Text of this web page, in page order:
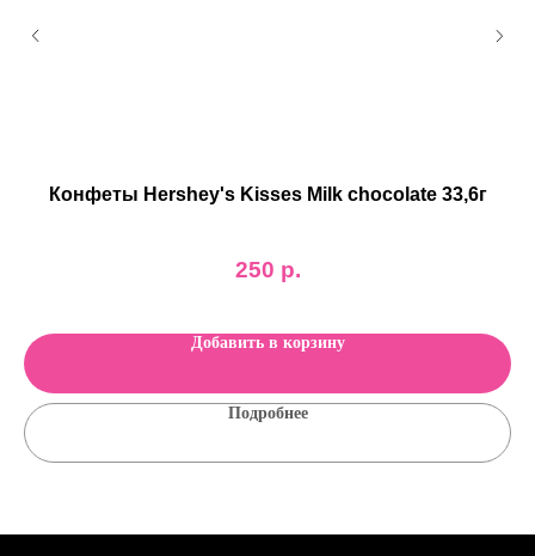
Конфеты Hershey's Kisses Milk chocolate 33,6г
250 р.
Добавить в корзину
Подробнее